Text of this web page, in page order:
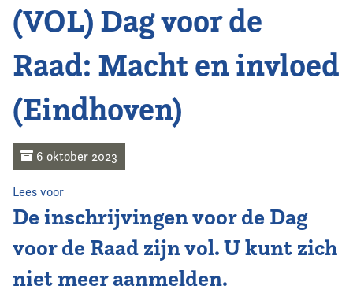
Home
Agenda
Nieuws
Opleiding
Kennis & Informatie
Contact
(VOL) Dag voor de
Raad: Macht en invloed
(Eindhoven)
6 oktober 2023
Lees voor
De inschrijvingen voor de Dag
voor de Raad zijn vol. U kunt zich
niet meer aanmelden.